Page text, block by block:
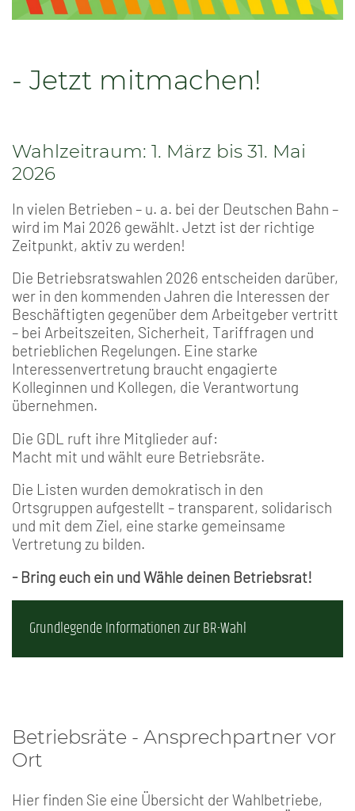
- Jetzt mitmachen!
Wahlzeitraum: 1. März bis 31. Mai
2026
In vielen Betrieben – u. a. bei der Deutschen Bahn –
wird im Mai 2026 gewählt. Jetzt ist der richtige
Zeitpunkt, aktiv zu werden!
Die Betriebsratswahlen 2026 entscheiden darüber,
wer in den kommenden Jahren die Interessen der
Beschäftigten gegenüber dem Arbeitgeber vertritt
– bei Arbeitszeiten, Sicherheit, Tariffragen und
betrieblichen Regelungen. Eine starke
Interessenvertretung braucht engagierte
Kolleginnen und Kollegen, die Verantwortung
übernehmen.
Die GDL ruft ihre Mitglieder auf:
Macht mit und wählt eure Betriebsräte.
Die Listen wurden demokratisch in den
Ortsgruppen aufgestellt – transparent, solidarisch
und mit dem Ziel, eine starke gemeinsame
Vertretung zu bilden.
- Bring euch ein und Wähle deinen Betriebsrat!
Grundlegende Informationen zur BR-Wahl
Betriebsräte - Ansprechpartner vor
Ort
Hier finden Sie eine Übersicht der Wahlbetriebe,